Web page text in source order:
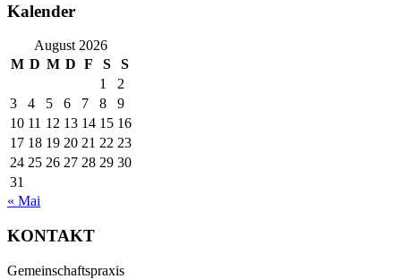
Kalender
August 2026
M D M D F S
S
1
2
3
4 5 6 7 8
9
10 11 12 13 14 15 16
17 18 19 20 21 22 23
24 25 26 27 28 29 30
31
« Mai
KONTAKT
Gemeinschaftspraxis